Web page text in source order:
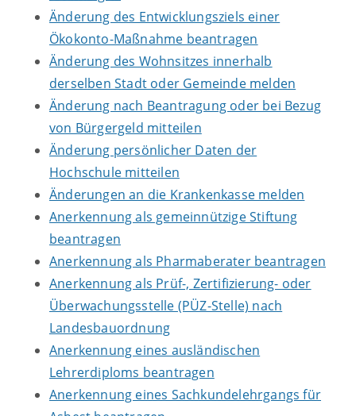
Änderung des Entwicklungsziels einer
Ökokonto-Maßnahme beantragen
Änderung des Wohnsitzes innerhalb
derselben Stadt oder Gemeinde melden
Änderung nach Beantragung oder bei Bezug
von Bürgergeld mitteilen
Änderung persönlicher Daten der
Hochschule mitteilen
Änderungen an die Krankenkasse melden
Anerkennung als gemeinnützige Stiftung
beantragen
Anerkennung als Pharmaberater beantragen
Anerkennung als Prüf-, Zertifizierung- oder
Überwachungsstelle (PÜZ-Stelle) nach
Landesbauordnung
Anerkennung eines ausländischen
Lehrerdiploms beantragen
Anerkennung eines Sachkundelehrgangs für